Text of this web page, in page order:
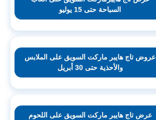
السباحة حتى 15 يوليو
عروض تاج هايبر ماركت السويق على الملابس
والأحذية حتى 30 أبريل
عرض تاج هايبر ماركت السويق على اللحوم